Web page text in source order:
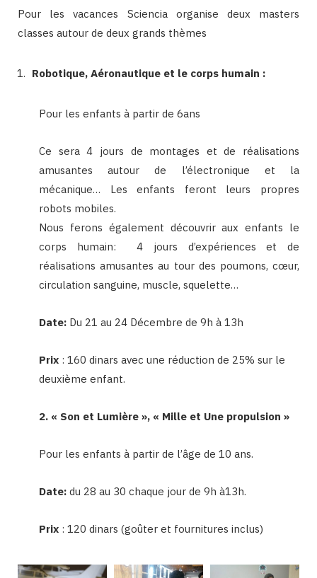
Pour les vacances Sciencia organise deux masters
classes autour de deux grands thèmes
Robotique, Aéronautique et le corps humain :
Pour les enfants à partir de 6ans
Ce sera 4 jours de montages et de réalisations
amusantes autour de l’électronique et la
mécanique… Les enfants feront leurs propres
robots mobiles.
Nous ferons également découvrir aux enfants le
corps humain: 4 jours d’expériences et de
réalisations amusantes au tour des poumons, cœur,
circulation sanguine, muscle, squelette…
Date: Du 21 au 24 Décembre de 9h à 13h
Prix : 160 dinars avec une réduction de 25% sur le
deuxième enfant.
2. « Son et Lumière », « Mille et Une propulsion »
Pour les enfants à partir de l’âge de 10 ans.
Date: du 28 au 30 chaque jour de 9h à13h.
Prix : 120 dinars (goûter et fournitures inclus)